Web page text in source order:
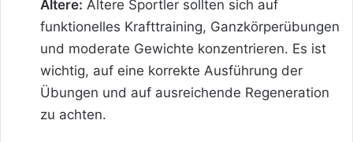
Ältere: Ältere Sportler sollten sich auf
funktionelles Krafttraining, Ganzkörperübungen
und moderate Gewichte konzentrieren. Es ist
wichtig, auf eine korrekte Ausführung der
Übungen und auf ausreichende Regeneration
zu achten.